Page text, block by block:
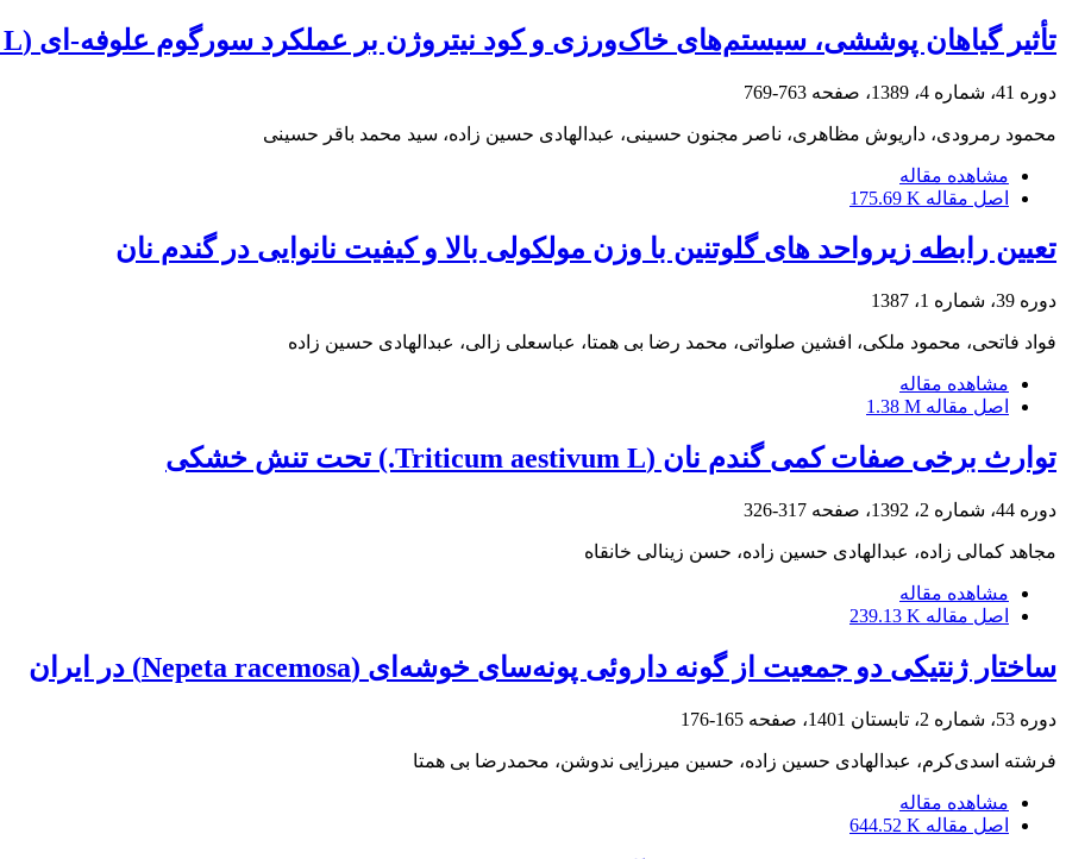
تأثیر گیاهان پوششی، سیستم‌های خاک‌ورزی و کود نیتروژن بر عملکرد سورگوم علوفه-ای (Sorghum bicolor L.)
دوره 41، شماره 4، 1389، صفحه 763-769
محمود رمرودی، داریوش مظاهری، ناصر مجنون حسینی، عبدالهادی حسین زاده، سید محمد باقر حسینی
مشاهده مقاله
اصل مقاله 175.69 K
تعیین رابطه زیرواحد های گلوتنین با وزن مولکولی بالا و کیفیت نانوایی در گندم نان
دوره 39، شماره 1، 1387
فواد فاتحی، محمود ملکی، افشین صلواتی، محمد رضا بی همتا، عباسعلی زالی، عبدالهادی حسین زاده
مشاهده مقاله
اصل مقاله 1.38 M
توارث برخی صفات کمی گندم نان (Triticum aestivum L.) تحت تنش خشکی
دوره 44، شماره 2، 1392، صفحه 317-326
مجاهد کمالی زاده، عبدالهادی حسین زاده، حسن زینالی خانقاه
مشاهده مقاله
اصل مقاله 239.13 K
ساختار ژنتیکی دو جمعیت از گونه‎ داروئی پونه‌سای خوشه‌ای (Nepeta racemosa) در ایران
دوره 53، شماره 2، تابستان 1401، صفحه 165-176
فرشته اسدی‌کرم، عبدالهادی حسین زاده، حسین میرزایی ندوشن، محمدرضا بی همتا
مشاهده مقاله
اصل مقاله 644.52 K